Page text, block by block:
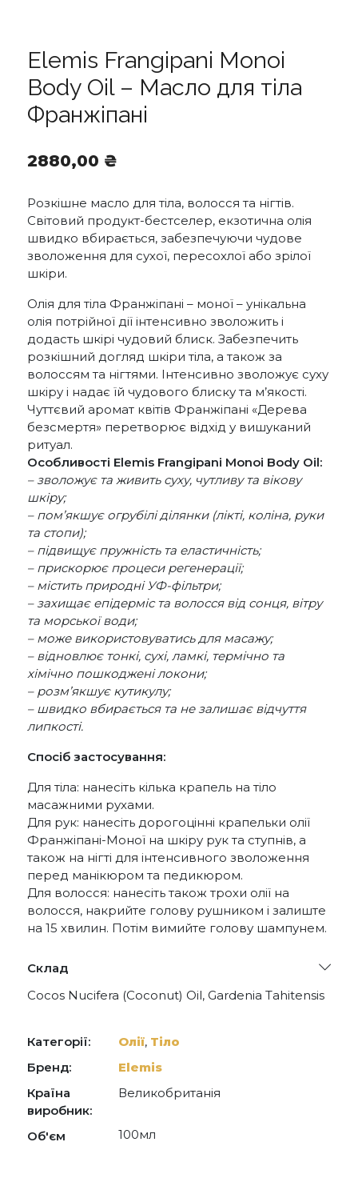
Elemis Frangipani Monoi
Body Oil – Масло для тіла
Франжіпані
2880,00 ₴
Розкішне масло для тіла, волосся та нігтів.
Світовий продукт-бестселер, екзотична олія
швидко вбирається, забезпечуючи чудове
зволоження для сухої, пересохлої або зрілої
шкіри.
Олія для тіла Франжіпані – моної – унікальна
олія потрійної дії інтенсивно зволожить і
додасть шкірі чудовий блиск. Забезпечить
розкішний догляд шкіри тіла, а також за
волоссям та нігтями. Інтенсивно зволожує суху
шкіру і надає їй чудового блиску та м’якості.
Чуттєвий аромат квітів Франжіпані «Дерева
безсмертя» перетворює відхід у вишуканий
ритуал.
Особливості Elemis Frangipani Monoi Body Oil:
– зволожує та живить суху, чутливу та вікову
шкіру;
– пом’якшує огрубілі ділянки (лікті, коліна, руки
та стопи);
– підвищує пружність та еластичність;
– прискорює процеси регенерації;
– містить природні УФ-фільтри;
– захищає епідерміс та волосся від сонця, вітру
та морської води;
– може використовуватись для масажу;
– відновлює тонкі, сухі, ламкі, термічно та
хімічно пошкоджені локони;
– розм’якшує кутикулу;
– швидко вбирається та не залишає відчуття
липкості.
Спосіб застосування:
Для тіла: нанесіть кілька крапель на тіло
масажними рухами.
Для рук: нанесіть дорогоцінні крапельки олії
Франжіпані-Моної на шкіру рук та ступнів, а
також на нігті для інтенсивного зволоження
перед манікюром та педикюром.
Для волосся: нанесіть також трохи олії на
волосся, накрийте голову рушником і залиште
на 15 хвилин. Потім вимийте голову шампунем.
Склад
Cocos Nucifera (Coconut) Oil, Gardenia Tahitensis
Hydroxycitronellal, Plumeria Rubra Flower
Extract, Benzyl Benzoate.
Категорії: Олії, Тіло
Бренд:
Elemis
Країна
виробник:
Великобританія
Об'єм 100мл